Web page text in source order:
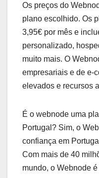
Os preços do
plano escolhido. Os
3,95€ por mês e
personalizado,
muito mais. O
empresariais e de e-
elevados e recursos
É o webnode uma
Portugal? Sim, o
confiança em
Com mais de 40
mundo, o Webnode